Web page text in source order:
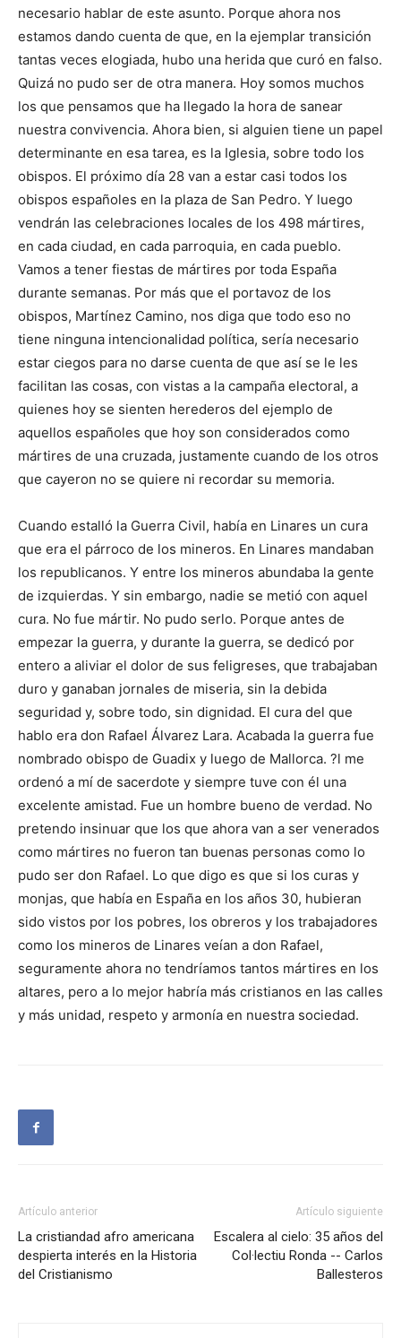
necesario hablar de este asunto. Porque ahora nos
estamos dando cuenta de que, en la ejemplar transición
tantas veces elogiada, hubo una herida que curó en falso.
Quizá no pudo ser de otra manera. Hoy somos muchos
los que pensamos que ha llegado la hora de sanear
nuestra convivencia. Ahora bien, si alguien tiene un papel
determinante en esa tarea, es la Iglesia, sobre todo los
obispos. El próximo día 28 van a estar casi todos los
obispos españoles en la plaza de San Pedro. Y luego
vendrán las celebraciones locales de los 498 mártires,
en cada ciudad, en cada parroquia, en cada pueblo.
Vamos a tener fiestas de mártires por toda España
durante semanas. Por más que el portavoz de los
obispos, Martínez Camino, nos diga que todo eso no
tiene ninguna intencionalidad política, sería necesario
estar ciegos para no darse cuenta de que así se le les
facilitan las cosas, con vistas a la campaña electoral, a
quienes hoy se sienten herederos del ejemplo de
aquellos españoles que hoy son considerados como
mártires de una cruzada, justamente cuando de los otros
que cayeron no se quiere ni recordar su memoria.
Cuando estalló la Guerra Civil, había en Linares un cura
que era el párroco de los mineros. En Linares mandaban
los republicanos. Y entre los mineros abundaba la gente
de izquierdas. Y sin embargo, nadie se metió con aquel
cura. No fue mártir. No pudo serlo. Porque antes de
empezar la guerra, y durante la guerra, se dedicó por
entero a aliviar el dolor de sus feligreses, que trabajaban
duro y ganaban jornales de miseria, sin la debida
seguridad y, sobre todo, sin dignidad. El cura del que
hablo era don Rafael Álvarez Lara. Acabada la guerra fue
nombrado obispo de Guadix y luego de Mallorca. ?l me
ordenó a mí de sacerdote y siempre tuve con él una
excelente amistad. Fue un hombre bueno de verdad. No
pretendo insinuar que los que ahora van a ser venerados
como mártires no fueron tan buenas personas como lo
pudo ser don Rafael. Lo que digo es que si los curas y
monjas, que había en España en los años 30, hubieran
sido vistos por los pobres, los obreros y los trabajadores
como los mineros de Linares veían a don Rafael,
seguramente ahora no tendríamos tantos mártires en los
altares, pero a lo mejor habría más cristianos en las calles
y más unidad, respeto y armonía en nuestra sociedad.
Artículo anterior
La cristiandad afro americana
despierta interés en la Historia
del Cristianismo
Artículo siguiente
Escalera al cielo: 35 años del
Col·lectiu Ronda -- Carlos
Ballesteros